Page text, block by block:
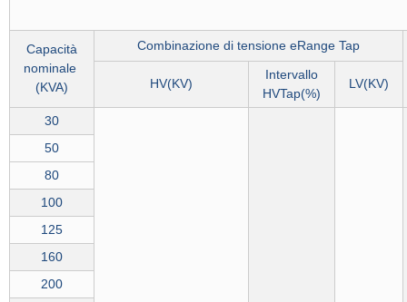
Capacità
nominale
(KVA)
Combinazione di tensione eRange Tap
HV(KV)
Intervallo
HVTap(%)
LV(KV)
30
50
80
100
125
160
200